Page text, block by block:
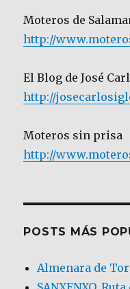
Moteros de
http://
El Blog de José
http://
Moteros sin prisa
http://
POSTS MÁS
Almenara de